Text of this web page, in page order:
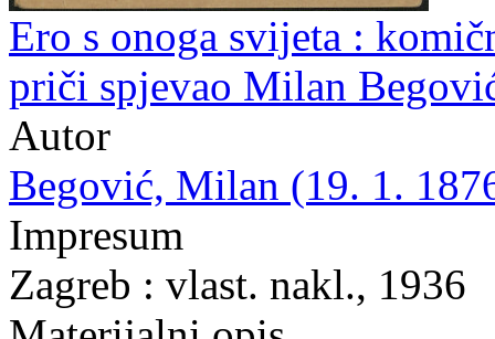
Ero s onoga svijeta :
priči spjevao Milan
Autor
Begović, Milan (19. 1.
Impresum
Zagreb : vlast. nakl., 1936